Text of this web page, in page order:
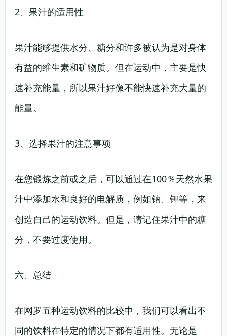
2、果汁的适用性
果汁能够提供水分、糖分和许多被认为是对身体
有益的维生素和矿物质。但在运动中，主要是快
速补充能量，所以果汁好像不能快速补充大量的
能量。
3、选择果汁的注意事项
在您锻炼之前或之后，可以通过在100％天然水果
汁中添加水和良好的电解质，例如钠、钾等，来
创造自己的运动饮料。但是，请记住果汁中的糖
分，不要过度使用。
六、总结
在网罗五种运动饮料的比较中，我们可以看出不
同的饮料在特定的情况下都有适用性。无论是